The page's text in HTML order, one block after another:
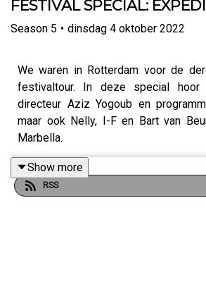
FESTIVAL SPECIAL:
Season 5 • dinsdag 4 oktober 2022
We waren in Rotterdam voor de
festivaltour. In deze special
directeur Aziz Yogoub en
maar ook Nelly, I-F en Bart van
Marbella.
Help ons de wereld veroveren en
Show more
RSS